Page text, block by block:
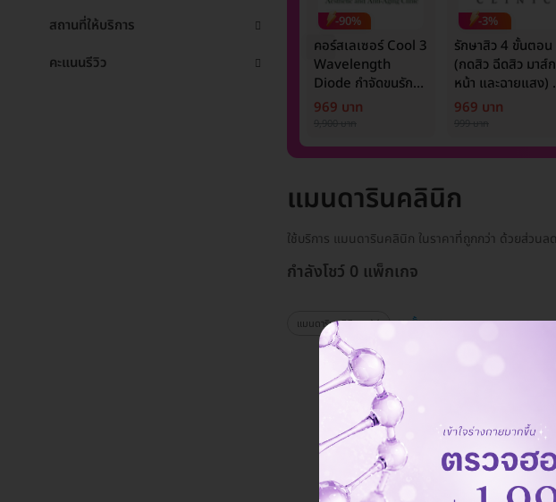
สถานที่ให้บริการ
คะแนนรีวิว
-90%
คอร์สเลเซอร์ Cool 3
Wavelength
Diode กำจัดขนรักแร้
1 ปี 12 ครั้ง (1 สิทธิ์/
969 บาท
-3%
รักษาสิว 4 ขั้นตอน
(กดสิว ฉีดสิว มาส์ก
หน้า และฉายแสง)
ครั้ง
969 บาท
แมนดารินคลินิก
ใช้บริการ แมนดารินคลินิก ในราคาที่ถูกกว่า ด้วยส่วน
กำลังโชว์ 0 แพ็กเกจ
แมนดารินคลินิก ลบทั้งหมด
แอดมินพร้